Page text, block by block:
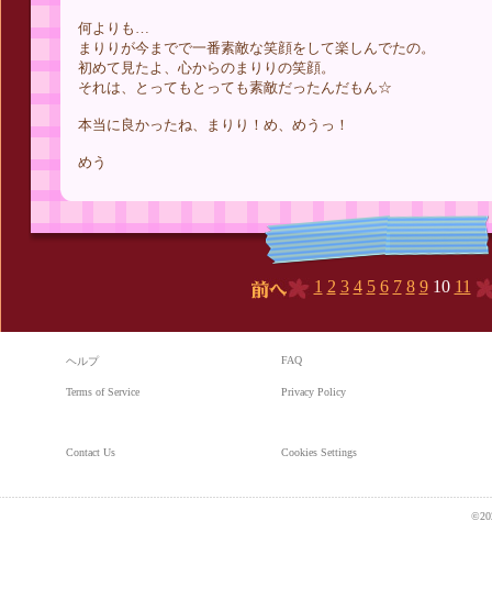
何よりも…
まりりが今までで一番素敵な笑顔をして楽しんでたの。
初めて見たよ、心からのまりりの笑顔。
それは、とってもとっても素敵だったんだもん☆
本当に良かったね、まりり！め、めうっ！
めう
1 2 3 4 5 6 7 8 9 10 11
ヘルプ FAQ
Terms of Service Privacy Policy
Contact Us Cookies Settings